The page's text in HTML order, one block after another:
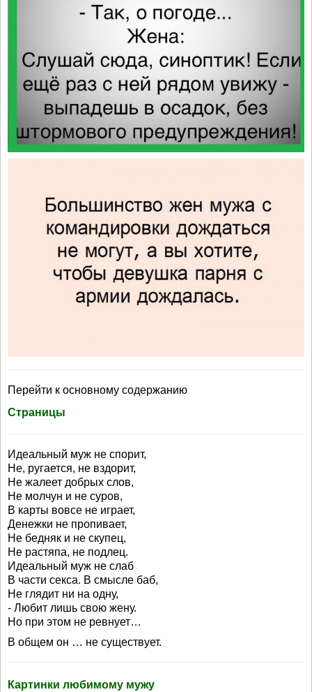
Перейти к основному содержанию
Страницы
Идеальный муж не спорит,
Не, ругается, не вздорит,
Не жалеет добрых слов,
Не молчун и не суров,
В карты вовсе не играет,
Денежки не пропивает,
Не бедняк и не скупец,
Не растяпа, не подлец.
Идеальный муж не слаб
В части секса. В смысле баб,
Не глядит ни на одну,
- Любит лишь свою жену.
Но при этом не ревнует…
В общем он … не существует.
Картинки любимому мужу